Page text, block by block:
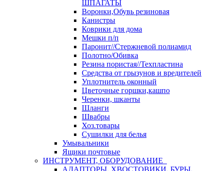
ШПАГАТЫ
Воронки,Обувь резиновая
Канистры
Коврики для дома
Мешки п/п
Паронит//Стержневой полиамид
Полотно/Обивка
Резина пористая//Техпластина
Средства от грызунов и вредителей
Уплотнитель оконный
Цветочные горшки,кашпо
Черенки, шканты
Шланги
Швабры
Хоз.товары
Сушилки для белья
Умывальники
Ящики почтовые
ИНСТРУМЕНТ, ОБОРУДОВАНИЕ
АДАПТОРЫ, ХВОСТОВИКИ, БУРЫ,